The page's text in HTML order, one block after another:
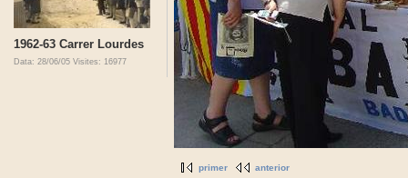
1962-63 Carrer Lourdes
Data: 28/06/05 Visites: 16977
primer anterior